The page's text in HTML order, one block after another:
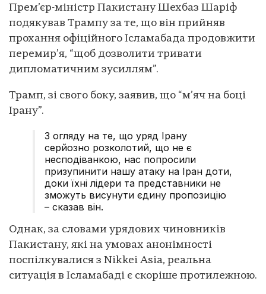
Прем’єр-міністр Пакистану Шехбаз Шаріф
подякував Трампу за те, що він прийняв
прохання офіційного Ісламабада продовжити
перемир’я, “щоб дозволити тривати
дипломатичним зусиллям”.
Трамп, зі свого боку, заявив, що “м’яч на боці
Ірану”.
З огляду на те, що уряд Ірану
серйозно розколотий, що не є
несподіванкою, нас попросили
призупинити нашу атаку на Іран доти,
доки їхні лідери та представники не
зможуть висунути єдину пропозицію
– сказав він.
Однак, за словами урядових чиновників
Пакистану, які на умовах анонімності
поспілкувалися з Nikkei Asia, реальна
ситуація в Ісламабаді є скоріше протилежною.